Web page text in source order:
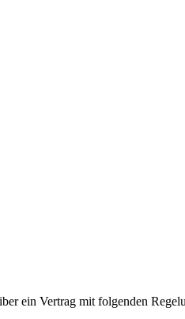
ein Vertrag mit folgenden